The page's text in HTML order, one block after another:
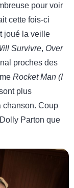
pour voir
cette fois-ci
joué la veille
Survivre, Over
proches des
Rocket Man (I
plus
chanson. Coup
Parton que